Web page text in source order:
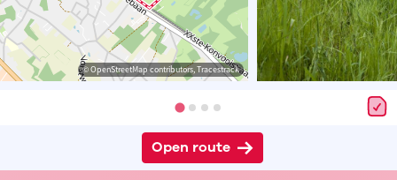
© OpenStreetMap contributors, Tracestrack
Open route